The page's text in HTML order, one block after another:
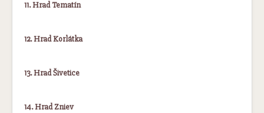
11. Hrad Tematín
12. Hrad Korlátka
13. Hrad Šivetice
14. Hrad Zniev